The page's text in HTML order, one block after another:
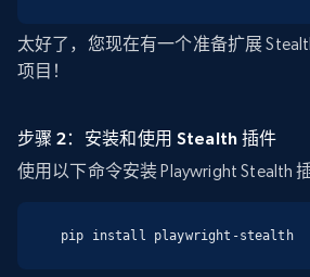
太好了，您现在有一个准备扩展
项目！
步骤 2：安装和使用 Stealth 插件
使用以下命令安装 Playwright Stealth 插
pip install playwright-stealth